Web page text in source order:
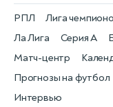
РПЛ
Матч-центр
Лига
Прогнозы на футбол
Ла Лига Серия А
Интервью